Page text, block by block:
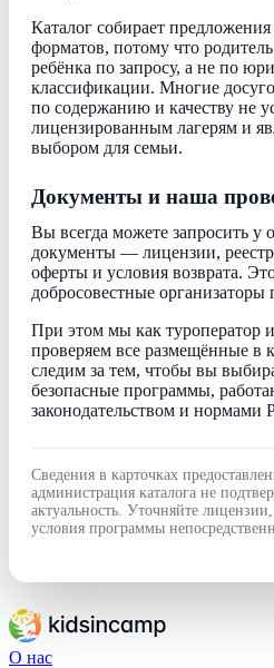
Каталог собирает
форматов, потому что
ребёнка по запросу, а не по
классификации. Многие
по содержанию и качеству не
лицензированным лагерям и
выбором для семьи.
Документы и наша
Вы всегда можете запросить у
документы — лицензии,
оферты и условия возврата.
добросовестные организаторы
При этом мы как туроператор
проверяем все размещённые в
следим за тем, чтобы вы
безопасные программы,
законодательством и нормами
Сведения в карточках
администрация каталога не
актуальность. Уточняйте
условия программы
О нас